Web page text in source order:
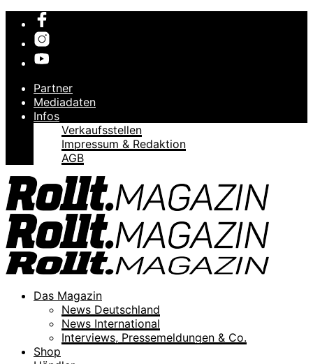
Partner
Mediadaten
Infos
Verkaufsstellen
Impressum & Redaktion
AGB
Das Magazin
News Deutschland
News International
Interviews, Pressemeldungen & Co.
Shop